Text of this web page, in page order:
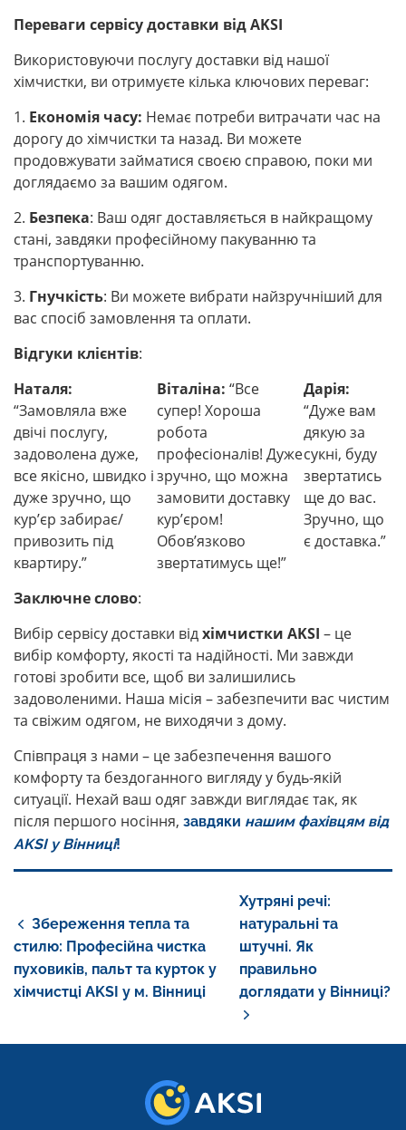
Переваги сервісу доставки від AKSI
Використовуючи послугу доставки від нашої
хімчистки, ви отримуєте кілька ключових переваг:
1. Економія часу: Немає потреби витрачати час на
дорогу до хімчистки та назад. Ви можете
продовжувати займатися своєю справою, поки ми
доглядаємо за вашим одягом.
2. Безпека: Ваш одяг доставляється в найкращому
стані, завдяки професійному пакуванню та
транспортуванню.
3. Гнучкість: Ви можете вибрати найзручніший для
вас спосіб замовлення та оплати.
Відгуки клієнтів:
Наталя:
“Замовляла вже
двічі послугу,
задоволена дуже,
все якісно, швидко і
дуже зручно, що
кур’єр забирає/
привозить під
квартиру.”
Віталіна: “Все
супер! Хороша
робота
професіоналів! Дуже
зручно, що можна
замовити доставку
кур’єром!
Обов’язково
звертатимусь ще!”
Дарія:
“Дуже вам
дякую за
сукні, буду
звертатись
ще до вас.
Зручно, що
є доставка.”
Заключне слово:
Вибір сервісу доставки відхімчистки AKSI – це
вибір комфорту, якості та надійності. Ми завжди
готові зробити все, щоб ви залишились
задоволеними. Наша місія – забезпечити вас чистим
та свіжим одягом, не виходячи з дому.
Співпраця з нами – це забезпечення вашого
комфорту та бездоганного вигляду у будь-якій
ситуації. Нехай ваш одяг завжди виглядає так, як
після першого носіння, завдяки нашим фахівцям від
AKSI у Вінниці!
ЗАПИСІВ
Збереження тепла та
стилю: Професійна чистка
пуховиків, пальт та курток у
хімчистці AKSI у м. Вінниці
Хутряні речі:
натуральні та
штучні. Як
правильно
доглядати у Вінниці?